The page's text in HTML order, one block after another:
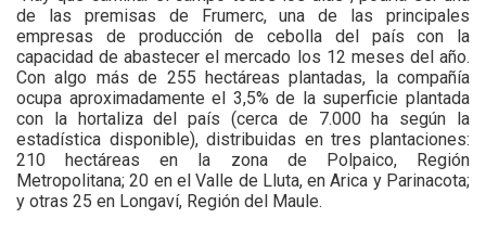
de las premisas de Frumerc, una de las principales
empresas de producción de cebolla del país con la
capacidad de abastecer el mercado los 12 meses del año.
Con algo más de 255 hectáreas plantadas, la compañía
ocupa aproximadamente el 3,5% de la superficie plantada
con la hortaliza del país (cerca de 7.000 ha según la
estadística disponible), distribuidas en tres plantaciones:
210 hectáreas en la zona de Polpaico, Región
Metropolitana; 20 en el Valle de Lluta, en Arica y Parinacota;
y otras 25 en Longaví, Región del Maule.